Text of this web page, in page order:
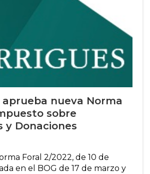
aprueba nueva Norma
sobre
y Donaciones
Foral 2/2022, de 10 de
en el BOG de 17 de marzo y